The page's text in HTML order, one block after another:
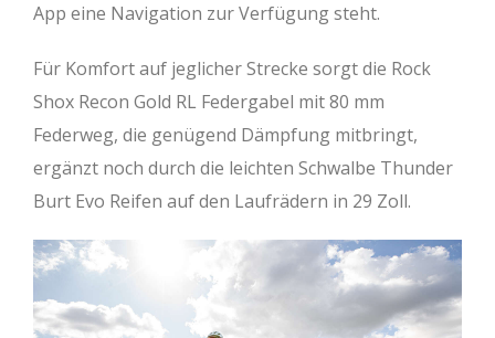
App eine Navigation zur Verfügung steht.
Für Komfort auf jeglicher Strecke sorgt die Rock
Shox Recon Gold RL Federgabel mit 80 mm
Federweg, die genügend Dämpfung mitbringt,
ergänzt noch durch die leichten Schwalbe Thunder
Burt Evo Reifen auf den Laufrädern in 29 Zoll.